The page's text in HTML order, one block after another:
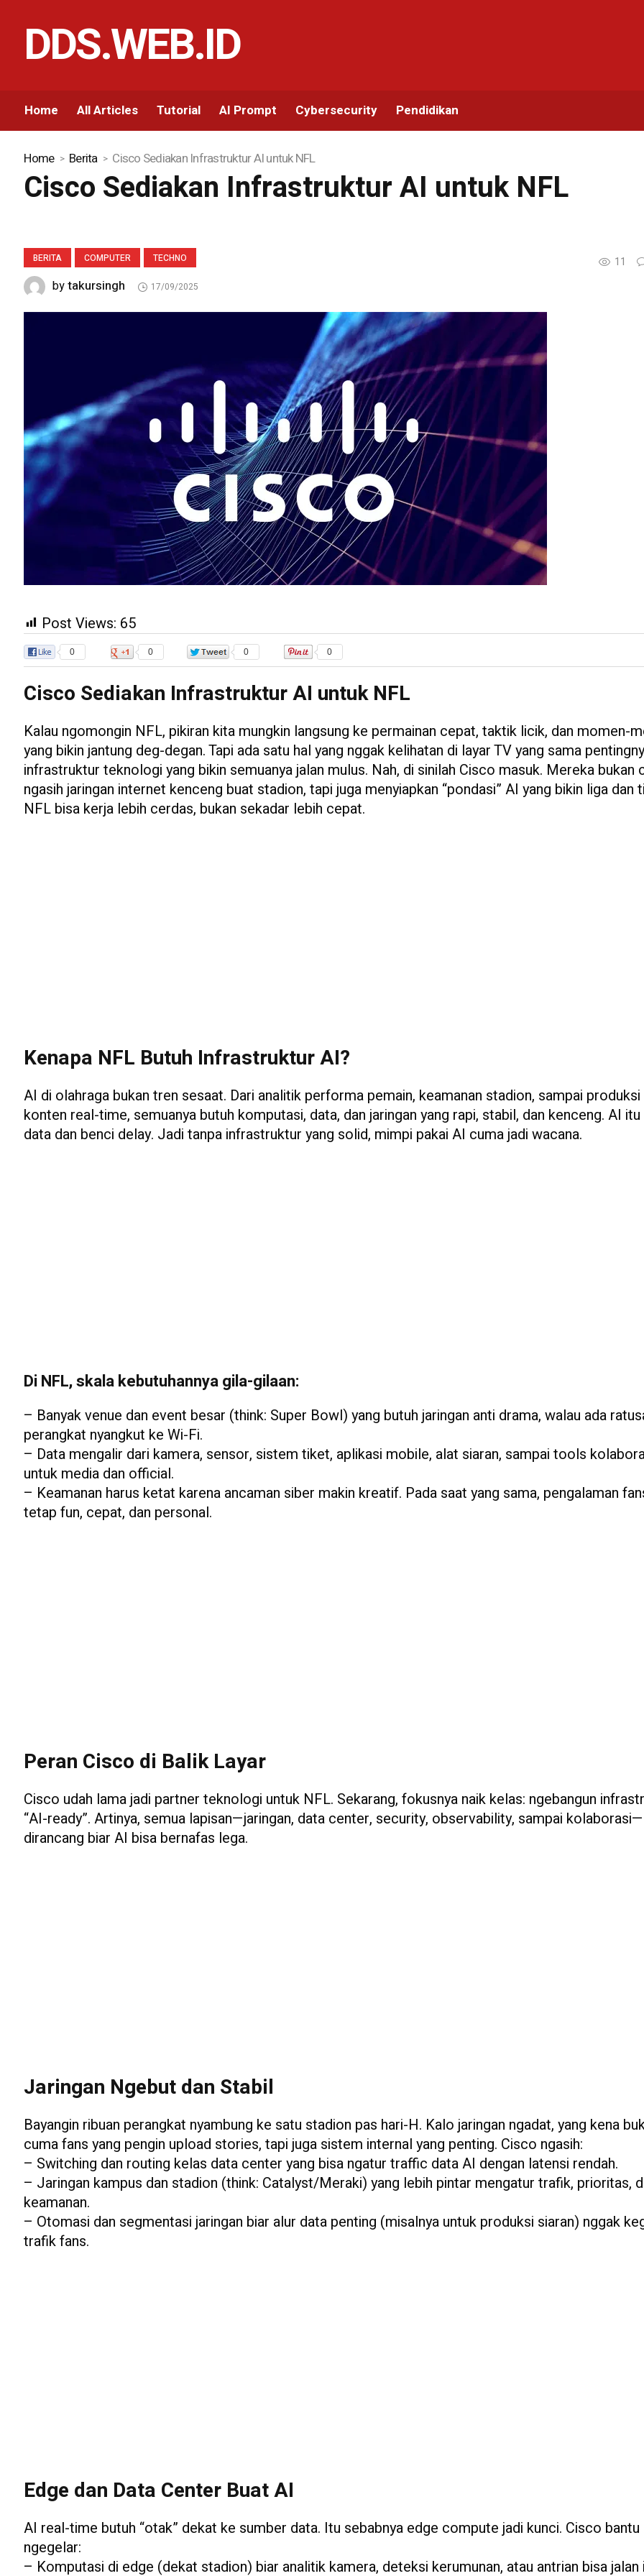
DDS.WEB.ID
Home All Articles Tutorial AI Prompt Cybersecurity Pendidikan
Home Berita Cisco Sediakan Infrastruktur AI untuk NFL
Cisco Sediakan Infrastruktur AI untuk NFL
BERITA COMPUTER TECHNO 11
bytakursingh 17/09/2025
Post Views: 65
0 0 0 0
Cisco Sediakan Infrastruktur AI untuk NFL
Kalau ngomongin NFL, pikiran kita mungkin langsung ke permainan cepat, taktik licik, dan momen-
yang bikin jantung deg-degan. Tapi ada satu hal yang nggak kelihatan di layar TV yang sama
infrastruktur teknologi yang bikin semuanya jalan mulus. Nah, di sinilah Cisco masuk. Mereka bukan
ngasih jaringan internet kenceng buat stadion, tapi juga menyiapkan “pondasi” AI yang bikin liga dan
NFL bisa kerja lebih cerdas, bukan sekadar lebih cepat.
Kenapa NFL Butuh Infrastruktur AI?
AI di olahraga bukan tren sesaat. Dari analitik performa pemain, keamanan stadion, sampai produksi
konten real-time, semuanya butuh komputasi, data, dan jaringan yang rapi, stabil, dan kenceng. AI
data dan benci delay. Jadi tanpa infrastruktur yang solid, mimpi pakai AI cuma jadi wacana.
Di NFL, skala kebutuhannya gila-gilaan:
– Banyak venue dan event besar (think: Super Bowl) yang butuh jaringan anti drama, walau ada
perangkat nyangkut ke Wi-Fi.
– Data mengalir dari kamera, sensor, sistem tiket, aplikasi mobile, alat siaran, sampai tools
untuk media dan official.
– Keamanan harus ketat karena ancaman siber makin kreatif. Pada saat yang sama, pengalaman
tetap fun, cepat, dan personal.
Peran Cisco di Balik Layar
Cisco udah lama jadi partner teknologi untuk NFL. Sekarang, fokusnya naik kelas: ngebangun
“AI-ready”. Artinya, semua lapisan—jaringan, data center, security, observability, sampai kolaborasi—
dirancang biar AI bisa bernafas lega.
Jaringan Ngebut dan Stabil
Bayangin ribuan perangkat nyambung ke satu stadion pas hari-H. Kalo jaringan ngadat, yang kena
cuma fans yang pengin upload stories, tapi juga sistem internal yang penting. Cisco ngasih:
– Switching dan routing kelas data center yang bisa ngatur traffic data AI dengan latensi rendah.
– Jaringan kampus dan stadion (think: Catalyst/Meraki) yang lebih pintar mengatur trafik, prioritas,
keamanan.
– Otomasi dan segmentasi jaringan biar alur data penting (misalnya untuk produksi siaran) nggak
trafik fans.
Edge dan Data Center Buat AI
AI real-time butuh “otak” dekat ke sumber data. Itu sebabnya edge compute jadi kunci. Cisco bantu
ngegelar:
– Komputasi di edge (dekat stadion) biar analitik kamera, deteksi kerumunan, atau antrian bisa jalan